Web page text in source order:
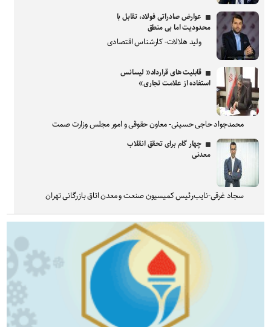
عوارض صادراتی فولاد، تقابل با
محدودیت اما بی منطق
ولید هلالات- کارشناس اقتصادی
قابلیت های قرارداد« لیسانس
استفاده از علامت تجاری»
محمدجواد حاجی حسینی- معاون حقوقی و امور مجلس وزارت صمت
چهار گام برای تحقق انقلاب
معدنی
سجاد غرقی-نایب‌رئیس کمیسیون صنعت و معدن اتاق بازرگانی تهران